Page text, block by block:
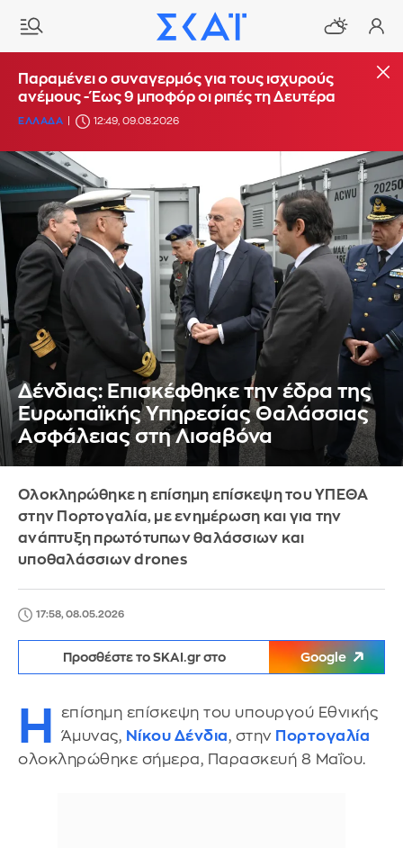
Παραμένει ο συναγερμός για τους ισχυρούς
ανέμους - Έως 9 μποφόρ οι ριπές τη Δευτέρα
ΕΛΛΑΔΑ 12:49, 09.08.2026
Δένδιας: Επισκέφθηκε την έδρα της
Ευρωπαϊκής Υπηρεσίας Θαλάσσιας
Ασφάλειας στη Λισαβόνα
Ολοκληρώθηκε η επίσημη επίσκεψη του ΥΠΕΘΑ
στην Πορτογαλία, με ενημέρωση και για την
ανάπτυξη πρωτότυπων θαλάσσιων και
υποθαλάσσιων drones
17:58, 08.05.2026
Προσθέστε το SKAI.gr στο Google
Η
επίσημη επίσκεψη του υπουργού Εθνικής
Άμυνας, Νίκου Δένδια, στην Πορτογαλία
ολοκληρώθηκε σήμερα, Παρασκευή 8 Μαΐου.